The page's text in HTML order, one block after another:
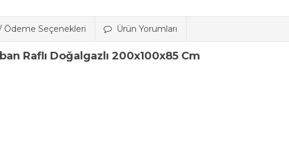
Ödeme Seçenekleri Ürün Yorumları
Raflı Doğalgazlı 200x100x85 Cm